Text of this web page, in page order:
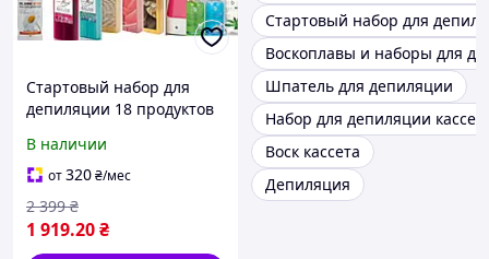
Стартовый набор для
депиляции 18 продуктов
В наличии
от320₴/мес
1 919.20₴
2 399 ₴
Стартовый набор для
Воскоплавы и наборы для
Шпатель для депиляции
Набор для депиляции
Воск кассета
Депиляция